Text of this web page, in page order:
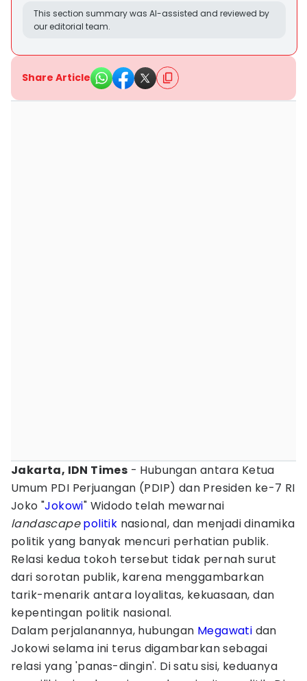
This section summary was AI-assisted and reviewed by
our editorial team.
Share Article
Jakarta, IDN Times - Hubungan antara Ketua
Umum PDI Perjuangan (PDIP) dan Presiden ke-7 RI
Joko "Jokowi" Widodo telah mewarnai
landascape politik nasional, dan menjadi dinamika
politik yang banyak mencuri perhatian publik.
Relasi kedua tokoh tersebut tidak pernah surut
dari sorotan publik, karena menggambarkan
tarik-menarik antara loyalitas, kekuasaan, dan
kepentingan politik nasional.
Dalam perjalanannya, hubungan Megawati dan
Jokowi selama ini terus digambarkan sebagai
relasi yang 'panas-dingin'. Di satu sisi, keduanya